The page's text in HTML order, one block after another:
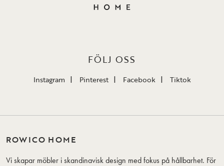
FÖLJ OSS
Instagram Pinterest Facebook Tiktok
ROWICO HOME
Vi skapar möbler i skandinavisk design med fokus på hållbarhet. För